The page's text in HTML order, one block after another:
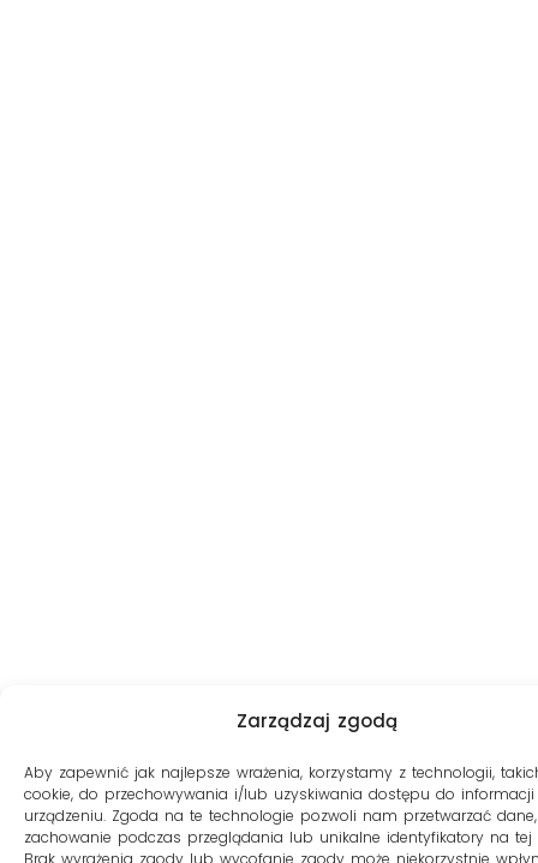
Zarządzaj zgodą
Aby zapewnić jak najlepsze wrażenia, korzystamy z technologii,
cookie, do przechowywania i/lub uzyskiwania dostępu do
urządzeniu. Zgoda na te technologie pozwoli nam przetwarzać
zachowanie podczas przeglądania lub unikalne identyfikatory na tej
Brak wyrażenia zgody lub wycofanie zgody może niekorzystnie